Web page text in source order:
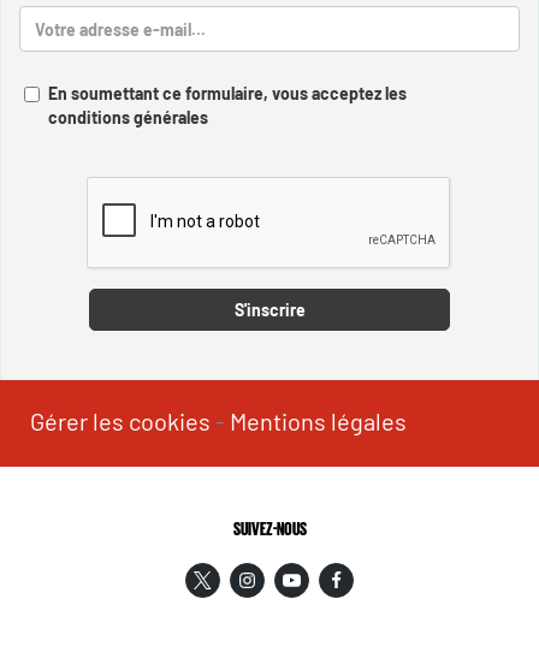
En soumettant ce formulaire, vous acceptez les
conditions générales
S'inscrire
Gérer les cookies - Mentions légales
SUIVEZ-NOUS